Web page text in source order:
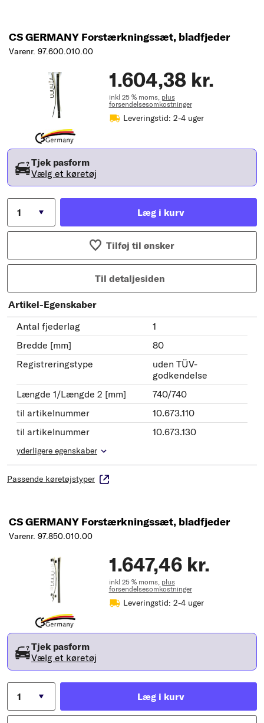
CS GERMANY Forstærkningssæt, bladfjeder
Varenr. 97.600.010.00
1.604,38 kr.
inkl 25 % moms, plus
forsendelsesomkostninger
Leveringstid: 2-4 uger
Tjek pasform
Vælg et køretøj
Læg i kurv
Tilføj til ønsker
Til detaljesiden
Artikel-Egenskaber
Antal fjederlag
1
Bredde [mm]
80
Registreringstype
uden TÜV-
godkendelse
Længde 1/Længde 2 [mm]
740/740
til artikelnummer
10.673.110
til artikelnummer
10.673.130
yderligere egenskaber
Passende køretøjstyper
CS GERMANY Forstærkningssæt, bladfjeder
Varenr. 97.850.010.00
1.647,46 kr.
inkl 25 % moms, plus
forsendelsesomkostninger
Leveringstid: 2-4 uger
Tjek pasform
Vælg et køretøj
Læg i kurv